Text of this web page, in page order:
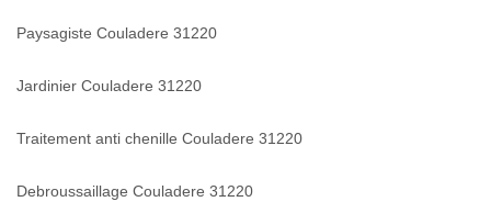
Paysagiste Couladere 31220
Jardinier Couladere 31220
Traitement anti chenille Couladere 31220
Debroussaillage Couladere 31220